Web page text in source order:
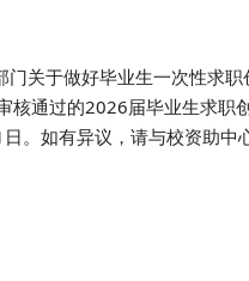
关于做好毕业生一次性求职
核通过的2026届毕业生求职
。如有异议，请与校资助中